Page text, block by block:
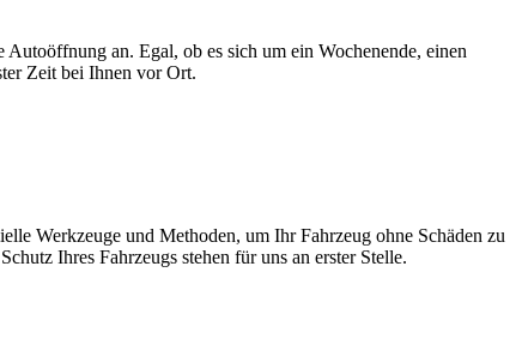
an. Egal, ob es sich um ein Wochenende, einen
Zeit bei Ihnen vor Ort.
Werkzeuge und Methoden, um Ihr Fahrzeug ohne Schäden zu
Ihres Fahrzeugs stehen für uns an erster Stelle.